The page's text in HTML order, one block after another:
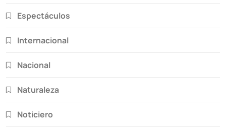
Espectáculos
Internacional
Nacional
Naturaleza
Noticiero